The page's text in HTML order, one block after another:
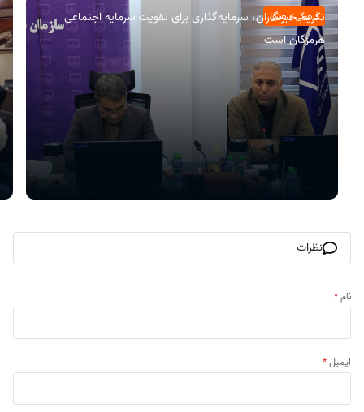
فرهنگی و هنری
تکریم خبرنگاران، سرمایه‌گذاری برای تقویت سرمایه اجتماعی
هرمزگان است
نظرات
نام*
ایمیل*